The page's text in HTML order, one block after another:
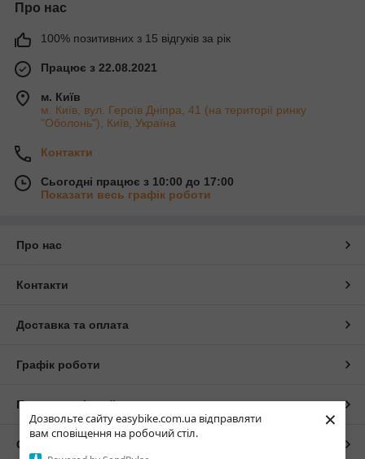
Дозвольте сайту easybike.com.ua відправляти
вам сповіщення на робочий стіл.
×
Про нас
100% позитивних з 15 відгуків за рік
Працює з 22.08.2021
м. Київ
м. Київ, вул. Героїв Дніпра, 41 (на території ринку
"Оболонь"), Київ, Україна
Контакти
Сьогодні працює з 10:00 до 17:00
Показати весь графік роботи
Про нас
Контакти
Доставка та оплата
Графік роботи
Повна версія сайту
Сайт створено на маркетплейсі